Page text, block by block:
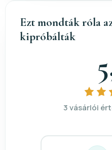
Ezt mondták róla
kipróbálták
3 vásárlói